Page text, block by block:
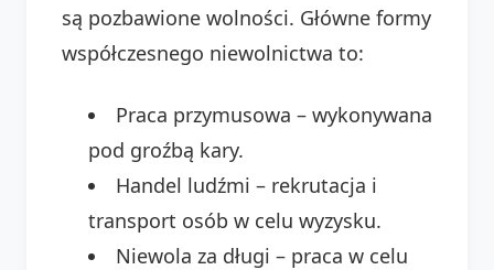
są pozbawione wolności. Główne formy
współczesnego niewolnictwa to:
Praca przymusowa – wykonywana
pod groźbą kary.
Handel ludźmi – rekrutacja i
transport osób w celu wyzysku.
Niewola za długi – praca w celu